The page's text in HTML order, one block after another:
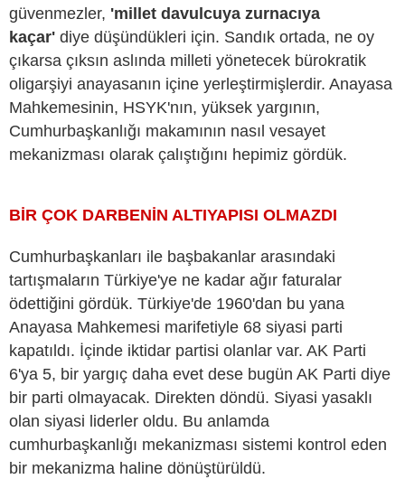
güvenmezler, 'millet davulcuya zurnacıya
kaçar' diye düşündükleri için. Sandık ortada, ne oy
çıkarsa çıksın aslında milleti yönetecek bürokratik
oligarşiyi anayasanın içine yerleştirmişlerdir. Anayasa
Mahkemesinin, HSYK'nın, yüksek yargının,
Cumhurbaşkanlığı makamının nasıl vesayet
mekanizması olarak çalıştığını hepimiz gördük.
BİR ÇOK DARBENİN ALTIYAPISI OLMAZDI
Cumhurbaşkanları ile başbakanlar arasındaki
tartışmaların Türkiye'ye ne kadar ağır faturalar
ödettiğini gördük. Türkiye'de 1960'dan bu yana
Anayasa Mahkemesi marifetiyle 68 siyasi parti
kapatıldı. İçinde iktidar partisi olanlar var. AK Parti
6'ya 5, bir yargıç daha evet dese bugün AK Parti diye
bir parti olmayacak. Direkten döndü. Siyasi yasaklı
olan siyasi liderler oldu. Bu anlamda
cumhurbaşkanlığı mekanizması sistemi kontrol eden
bir mekanizma haline dönüştürüldü.